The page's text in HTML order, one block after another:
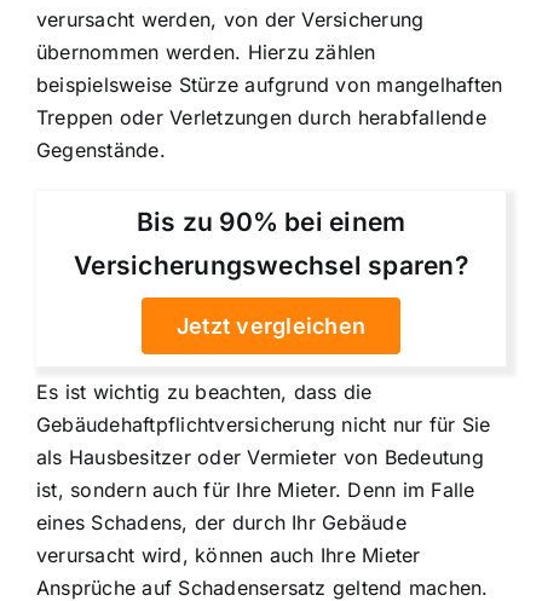
verursacht werden, von der Versicherung
übernommen werden. Hierzu zählen
beispielsweise Stürze aufgrund von mangelhaften
Treppen oder Verletzungen durch herabfallende
Gegenstände.
Bis zu 90% bei einem
Versicherungswechsel sparen?
Jetzt vergleichen
Es ist wichtig zu beachten, dass die
Gebäudehaftpflichtversicherung nicht nur für Sie
als Hausbesitzer oder Vermieter von Bedeutung
ist, sondern auch für Ihre Mieter. Denn im Falle
eines Schadens, der durch Ihr Gebäude
verursacht wird, können auch Ihre Mieter
Ansprüche auf Schadensersatz geltend machen.